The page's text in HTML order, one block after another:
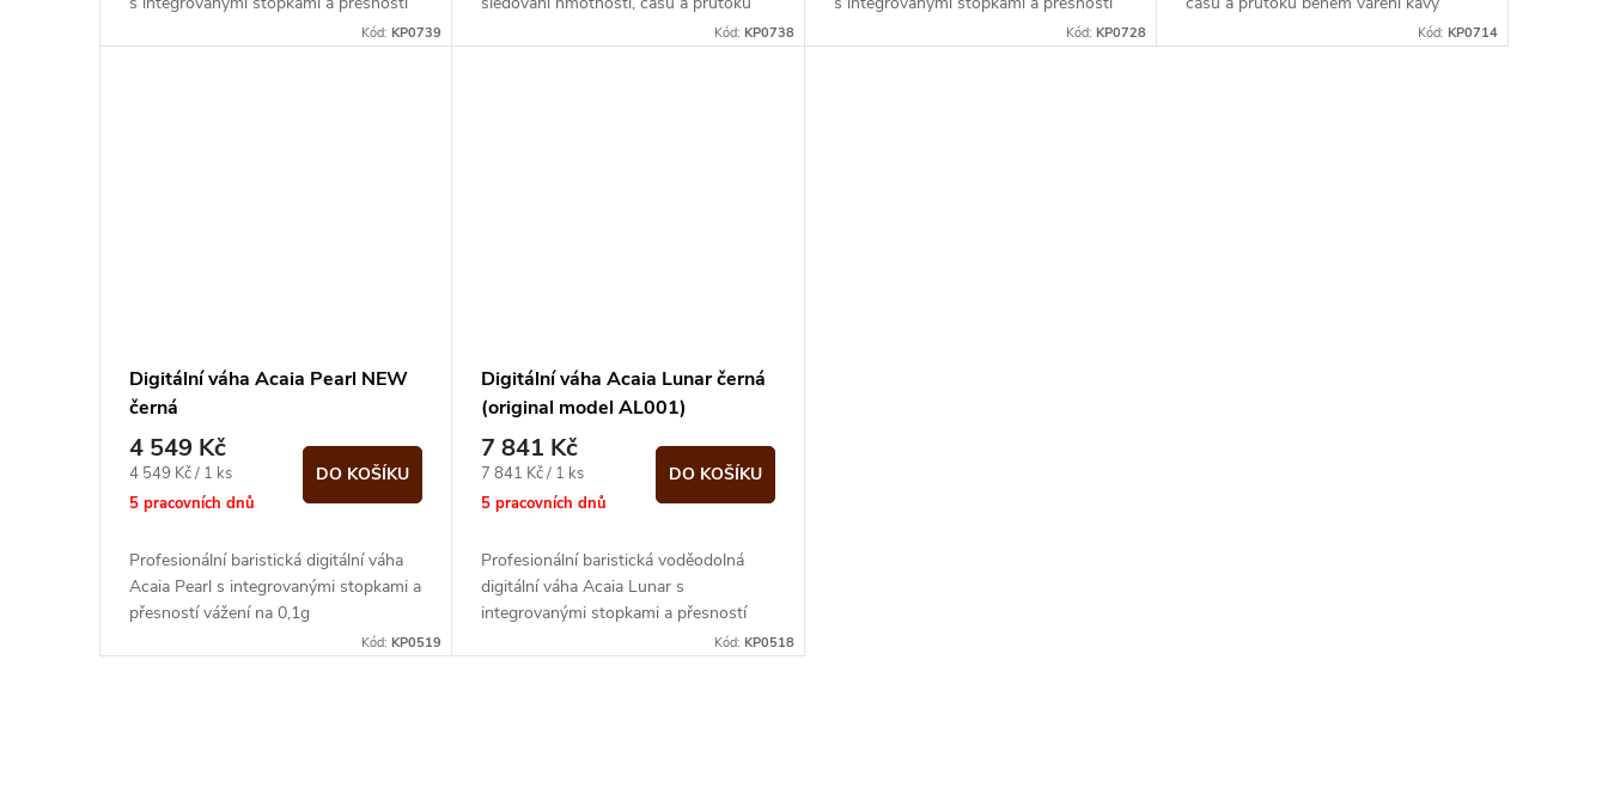
t
k
Kód:KP0739 Kód: KP0738 Kód: KP0728 Kód: KP0714
Digitální váha Acaia Pearl NEW
černá
4 549 Kč
Měrná
cena:
4 549 Kč / 1 ks
5 pracovních dnů
DO KOŠÍKU
Profesionální baristická digitální váha
Acaia Pearl s integrovanými stopkami a
přesností vážení na 0,1g
Kód:KP0519
Digitální váha Acaia Lunar černá
(original model AL001)
7 841 Kč
Měrná
cena:
7 841 Kč / 1 ks
5 pracovních dnů
DO KOŠÍKU
Profesionální baristická voděodolná
digitální váha Acaia Lunar s
integrovanými stopkami a přesností
Kód: KP0518